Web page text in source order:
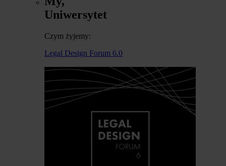
Uniwersytet
Czym żyjemy:
Legal Design Forum 6.0